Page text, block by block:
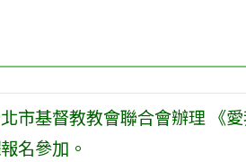
市基督教教會聯合會辦理 《
名參加。